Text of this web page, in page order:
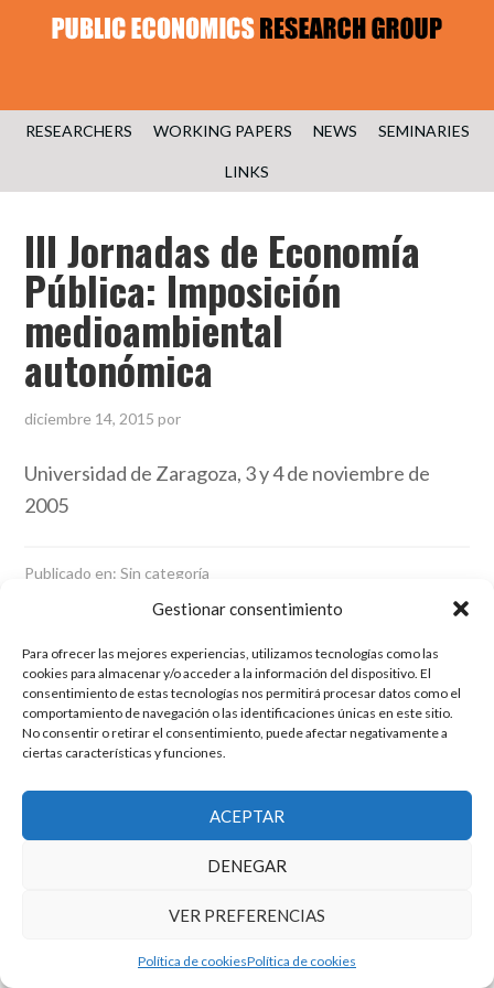
Gestionar consentimiento
Para ofrecer las mejores experiencias, utilizamos tecnologías como las
cookies para almacenar y/o acceder a la información del dispositivo. El
consentimiento de estas tecnologías nos permitirá procesar datos como el
comportamiento de navegación o las identificaciones únicas en este sitio.
No consentir o retirar el consentimiento, puede afectar negativamente a
ciertas características y funciones.
ACEPTAR
DENEGAR
VER PREFERENCIAS
Política de cookiesPolítica de cookies
RESEARCHERS WORKING PAPERS NEWS SEMINARIES
LINKS
III Jornadas de Economía
Pública: Imposición
medioambiental
autonómica
diciembre 14, 2015 por
Universidad de Zaragoza, 3 y 4 de noviembre de
2005
Publicado en: Sin categoría
El grupo de investigación en Economía Pública cuenta con financiación
del Gobierno de Aragón
Copyright © 2025 ·Monta tu Blog· construido con el framework
Genesis|Login
Cookies
Copyright © 2025 ·Tema para economía públicaenGenesis Framework
WordPress·Acceder